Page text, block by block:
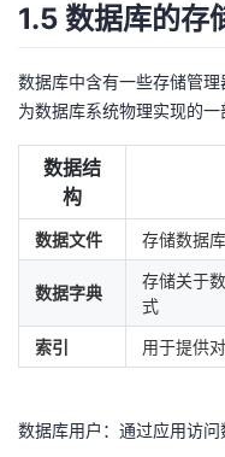
1.5 数据库的存
数据库中含有一些存储管
为数据库系统物理实现的一
数据结
构
数据文件 存储数据
数据字典
存储关于
式
索引
用于提供
数据库用户：通过应用访问